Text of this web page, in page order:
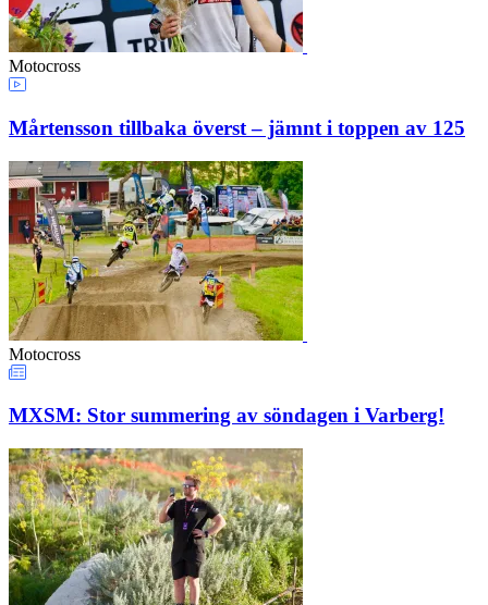
Motocross
Mårtensson tillbaka överst – jämnt i toppen av 125
Motocross
MXSM: Stor summering av söndagen i Varberg!